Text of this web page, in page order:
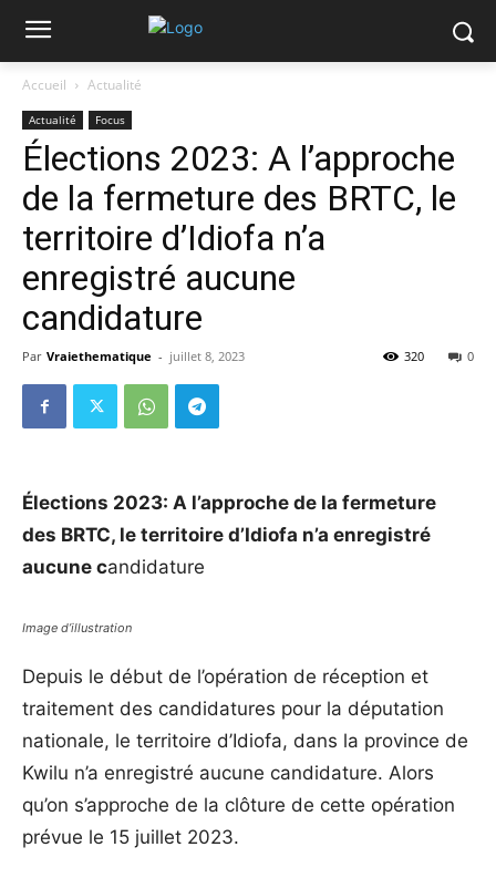
Accueil Actualité
Actualité Focus
Élections 2023: A l’approche
de la fermeture des BRTC, le
territoire d’Idiofa n’a
enregistré aucune
candidature
Par Vraiethematique - juillet 8, 2023 0
320
Élections 2023: A l’approche de la fermeture
des BRTC, le territoire d’Idiofa n’a enregistré
aucune candidature
Image d’illustration
Depuis le début de l’opération de réception et
traitement des candidatures pour la députation
nationale, le territoire d’Idiofa, dans la province de
Kwilu n’a enregistré aucune candidature. Alors
qu’on s’approche de la clôture de cette opération
prévue le 15 juillet 2023.